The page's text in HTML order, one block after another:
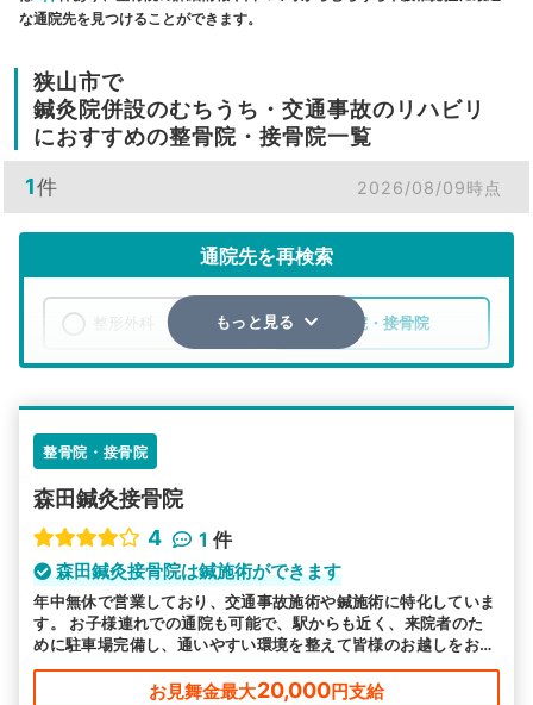
な通院先を見つけることができます。
狭山市で
鍼灸院併設のむちうち・交通事故のリハビリ
におすすめの整骨院・接骨院一覧
1件 2026/08/09時点
通院先を再検索
整骨院・接骨院
その他の検索方法
駅から探す 院名から探す
もっと見る
整骨院・接骨院
森田鍼灸接骨院
4
1 件
森田鍼灸接骨院は鍼施術ができます
年中無休で営業しており、交通事故施術や鍼施術に特化していま
す。 お子様連れでの通院も可能で、駅からも近く、来院者のた
めに駐車場完備し、通いやすい環境を整えて皆様のお越しをお待
ちしております。
お見舞金最大20,000円支給